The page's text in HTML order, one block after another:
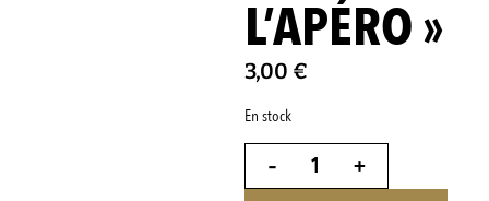
L’APÉRO »
3,00 €
En stock
- +